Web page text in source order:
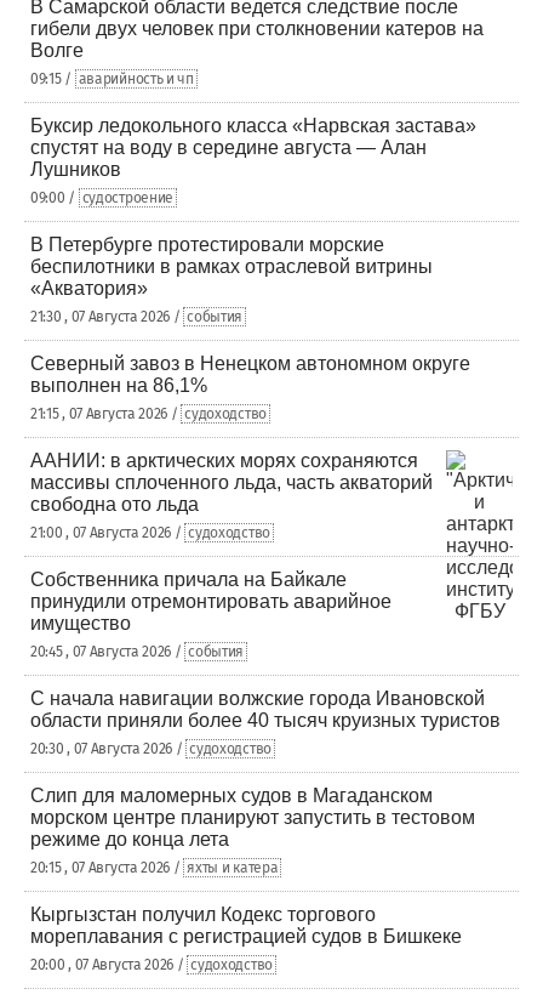
В Самарской области ведется следствие после
гибели двух человек при столкновении катеров на
Волге
09:15 / аварийность и чп
Буксир ледокольного класса «Нарвская застава»
спустят на воду в середине августа — Алан
Лушников
09:00 / судостроение
В Петербурге протестировали морские
беспилотники в рамках отраслевой витрины
«Акватория»
21:30 , 07 Августа 2026 / события
Северный завоз в Ненецком автономном округе
выполнен на 86,1%
21:15 , 07 Августа 2026 / судоходство
ААНИИ: в арктических морях сохраняются
массивы сплоченного льда, часть акваторий
свободна ото льда
21:00 , 07 Августа 2026 / судоходство
Собственника причала на Байкале
принудили отремонтировать аварийное
имущество
20:45 , 07 Августа 2026 / события
С начала навигации волжские города Ивановской
области приняли более 40 тысяч круизных туристов
20:30 , 07 Августа 2026 / судоходство
Слип для маломерных судов в Магаданском
морском центре планируют запустить в тестовом
режиме до конца лета
20:15 , 07 Августа 2026 / яхты и катера
Кыргызстан получил Кодекс торгового
мореплавания с регистрацией судов в Бишкеке
20:00 , 07 Августа 2026 / судоходство